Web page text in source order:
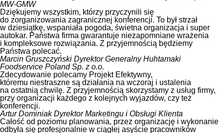
MW-GMW
Dziękujemy wszystkim, którzy przyczynili się
do zorganizowania zagranicznej konferencji. To był strzał
w dziesiątkę, wspaniała pogoda, świetna organizacja i super
autokar. Państwa firma gwarantuje niezapomniane wrażenia
i kompleksowe rozwiązania. Z przyjemnością będziemy
Państwa polecać.
Marcin Gruszczyński Dyrektor Generalny Huhtamaki
Foodservice Poland Sp. z o.o.
Zdecydowanie polecamy Projekt Efektywny,
któremu niestraszne są działania na wczoraj i ustalenia
na ostatnią chwilę. Z przyjemnością skorzystamy z usług firmy,
przy organizacji każdego z kolejnych wyjazdów, czy też
konferencji.
Artur DominiakDyrektor Marketingu i Obsługi Klienta
Całość od poziomu planowania, przez organizację i wykonanie
odbyła się profesjonalnie w ciągłej asyście pracowników